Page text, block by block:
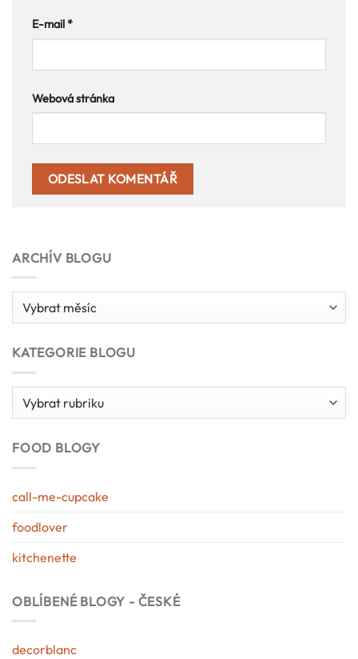
E-mail*
Webová stránka
ARCHÍV BLOGU
Archív
blogu
KATEGORIE BLOGU
Kategorie
blogu
FOOD BLOGY
call-me-cupcake
foodlover
kitchenette
OBLÍBENÉ BLOGY - ČESKÉ
decorblanc